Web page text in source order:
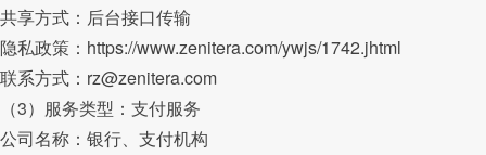
共享方式：后台接口传输
隐私政策：https://www.zenitera.com/ywjs/1742.jhtml
联系方式：rz@zenitera.com
（3）服务类型：支付服务
公司名称：银行、支付机构